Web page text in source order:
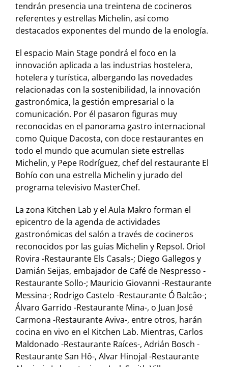
tendrán presencia una treintena de cocineros
referentes y estrellas Michelin, así como
destacados exponentes del mundo de la enología.
El espacio Main Stage pondrá el foco en la
innovación aplicada a las industrias hostelera,
hotelera y turística, albergando las novedades
relacionadas con la sostenibilidad, la innovación
gastronómica, la gestión empresarial o la
comunicación. Por él pasaron figuras muy
reconocidas en el panorama gastro internacional
como Quique Dacosta, con doce restaurantes en
todo el mundo que acumulan siete estrellas
Michelin, y Pepe Rodríguez, chef del restaurante El
Bohío con una estrella Michelin y jurado del
programa televisivo MasterChef.
La zona Kitchen Lab y el Aula Makro forman el
epicentro de la agenda de actividades
gastronómicas del salón a través de cocineros
reconocidos por las guías Michelin y Repsol. Oriol
Rovira -Restaurante Els Casals-; Diego Gallegos y
Damián Seijas, embajador de Café de Nespresso -
Restaurante Sollo-; Mauricio Giovanni -Restaurante
Messina-; Rodrigo Castelo -Restaurante Ó Balcâo-;
Álvaro Garrido -Restaurante Mina-, o Juan José
Carmona -Restaurante Aviva-, entre otros, harán
cocina en vivo en el Kitchen Lab. Mientras, Carlos
Maldonado -Restaurante Raíces-, Adrián Bosch -
Restaurante San Hô-, Alvar Hinojal -Restaurante